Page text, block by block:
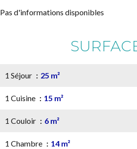
Pas d'informations disponibles
1 Séjour 25 m²
1 Cuisine 15 m²
1 Couloir 6 m²
1 Chambre 14 m²